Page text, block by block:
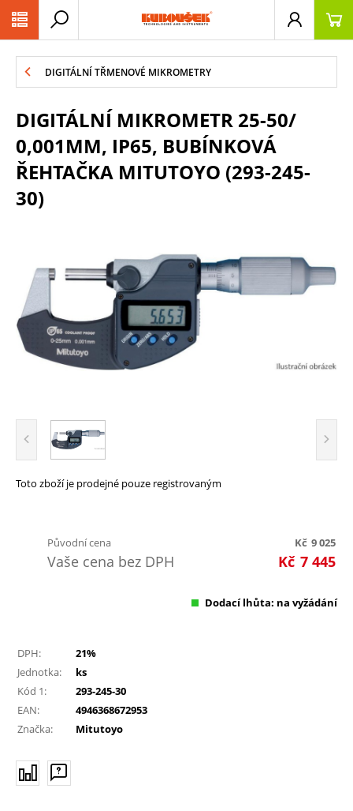
DIGITÁLNÍ TŘMENOVÉ MIKROMETRY
DIGITÁLNÍ MIKROMETR 25-50/
0,001MM, IP65, BUBÍNKOVÁ
ŘEHTAČKA MITUTOYO (293-245-
30)
Toto zboží je prodejné pouze registrovaným
Původní cena 9 025
Kč
Vaše cena bez DPH 7 445
Kč
Dodací lhůta: na vyžádání
DPH:
21%
Jednotka:
ks
Kód 1:
293-245-30
EAN:
4946368672953
Značka:
Mitutoyo